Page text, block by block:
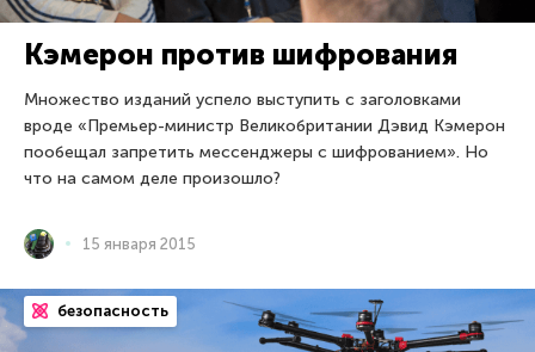
Кэмерон против шифрования
Множество изданий успело выступить с заголовками
вроде «Премьер-министр Великобритании Дэвид Кэмерон
пообещал запретить мессенджеры с шифрованием». Но
что на самом деле произошло?
15 января 2015
безопасность